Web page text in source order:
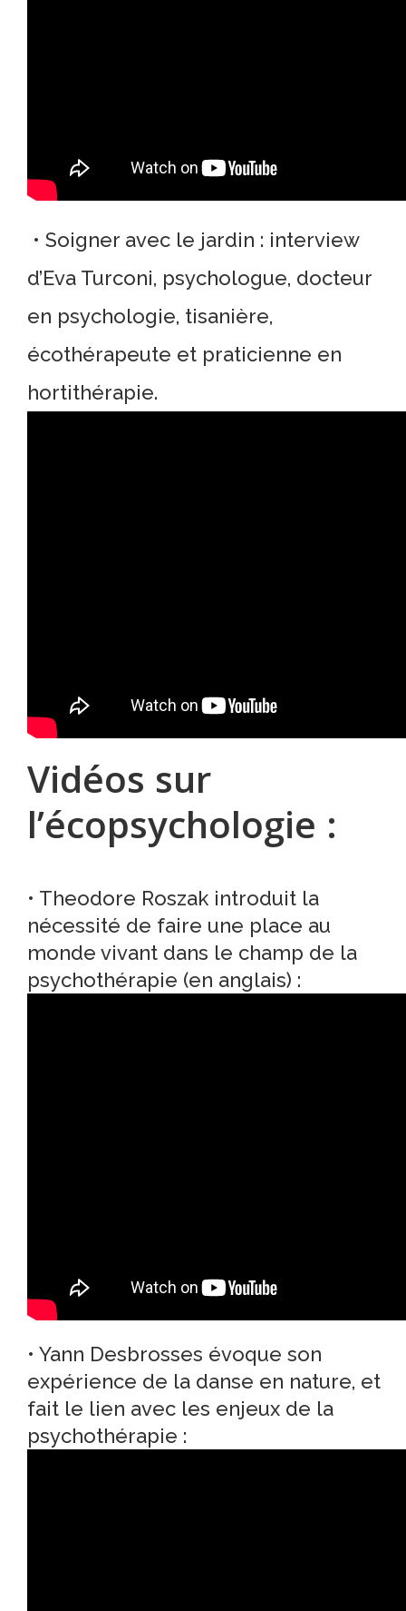
• Soigner avec le jardin : interview
d’Eva Turconi, psychologue, docteur
en psychologie, tisanière,
écothérapeute et praticienne en
hortithérapie.
Vidéos sur
l’écopsychologie :
• Theodore Roszakintroduit la
nécessité de faire une place au
monde vivant dans le champ de la
psychothérapie (en anglais) :
• Yann Desbrosses évoque son
expérience de la danse en nature, et
fait le lien avec les enjeux de la
psychothérapie :